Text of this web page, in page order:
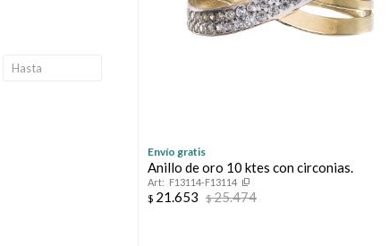
Envío gratis
Anillo de oro 10 ktes con circonias.
F13114-F13114
$ 21.653 $25.474